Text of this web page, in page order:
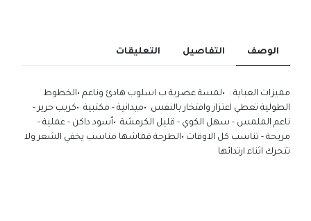
الوصف التفاصيل التعليقات
مميزات العباية : •لمسة عصرية ب اسلوب هادئ وناعم •الخطوط
الطولية تعطي اعتزاز وافتخار بالنفس •ميدانية - مكتبية •كريب حرير -
ناعم الملمس - سهل الكوي - قليل الكرمشة •أسود داكن - عملية -
مريحة - تناسب كل الاوقات •الطرحة قماشها مناسب يخفي الشعر ولا
تتحرك اثناء ارتدائها